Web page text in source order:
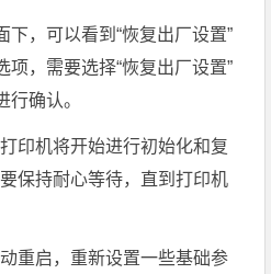
下，可以看到“恢复出厂设置”
项，需要选择“恢复出厂设置”
行确认。
印机将开始进行初始化和复
保持耐心等待，直到打印机
重启，重新设置一些基础参